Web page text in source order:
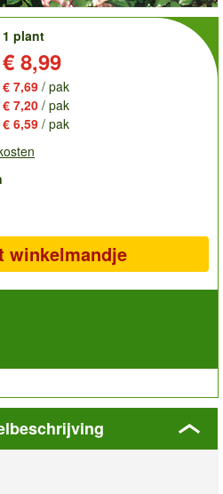
1 plant
€ 8,99
€ 7,69 / pak
€ 7,20 / pak
€ 6,59 / pak
winkelmandje